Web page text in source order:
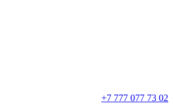
+7 777 077 73 02